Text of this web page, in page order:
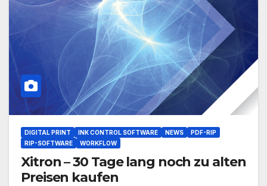
DIGITAL PRINT INK CONTROL SOFTWARE NEWS
PDF-RIP
RIP-SOFTWARE
WORKFLOW
Xitron – 30 Tage lang noch zu alten
Preisen kaufen